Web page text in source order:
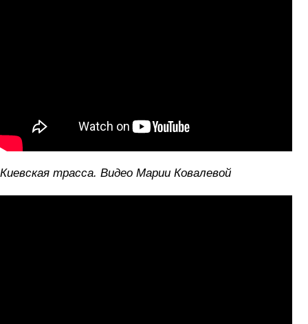
Киевская трасса. Видео Марии Ковалевой